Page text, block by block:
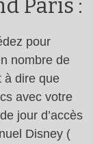
Paris :
pour
nombre de
à dire que
avec votre
jour d’accès
Disney (